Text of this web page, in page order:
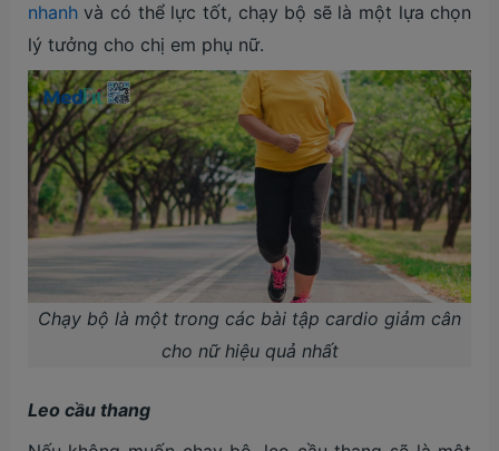
nhanhvà có thể lực tốt, chạy bộ sẽ là một lựa chọn
lý tưởng cho chị em phụ nữ.
Chạy bộ là một trong các bài tập cardio giảm cân
cho nữ hiệu quả nhất
Leo cầu thang